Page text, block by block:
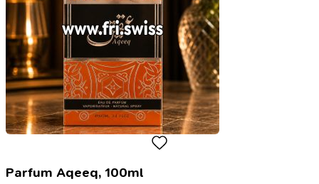
Parfum Aqeeq, 100ml